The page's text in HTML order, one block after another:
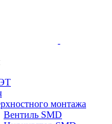
монтажа
Вентиль SMD